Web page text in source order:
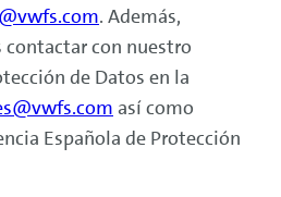
@vwfs.com. Además,
con nuestro
de Datos en la
así como
Española de Protección